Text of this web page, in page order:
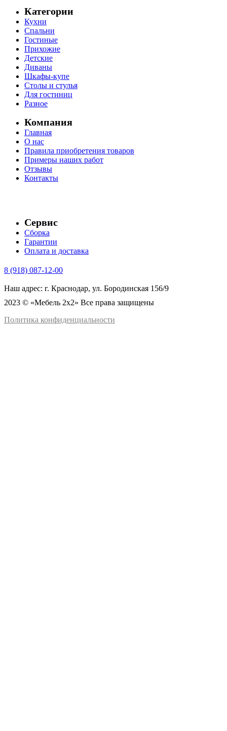
Категории
Кухни
Спальни
Гостиные
Прихожие
Детские
Диваны
Шкафы-купе
Столы и стулья
Для гостиниц
Разное
Компания
Главная
О нас
Правила приобретения товаров
Примеры наших работ
Отзывы
Контакты
Сервис
Сборка
Гарантии
Оплата и доставка
8 (918) 087-12-00
Наш адрес: г. Краснодар, ул. Бородинская 156/9
2023 © «Мебель 2x2» Все права защищены
Политика конфиденциальности